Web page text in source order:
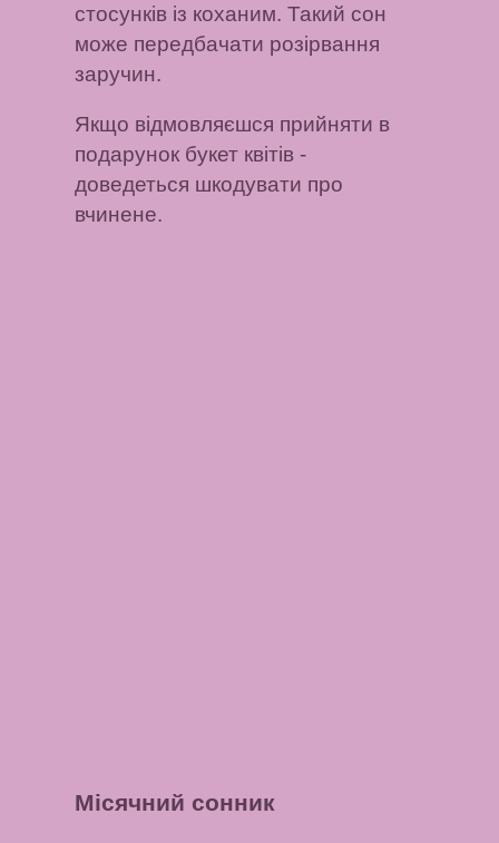
стосунків із коханим. Такий сон
може передбачати розірвання
заручин.
Якщо відмовляєшся прийняти в
подарунок букет квітів -
доведеться шкодувати про
вчинене.
Місячний сонник